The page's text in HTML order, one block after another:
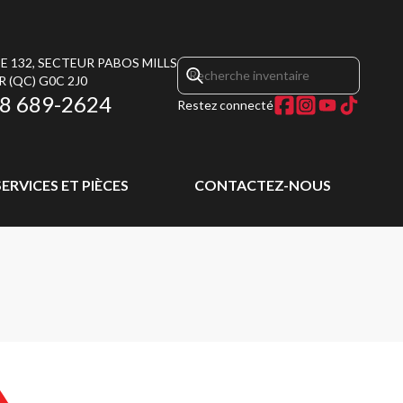
132, SECTEUR PABOS MILLS
(QC) G0C 2J0
689-2624 Restez connecté
ET PIÈCES CONTACTEZ-NOUS